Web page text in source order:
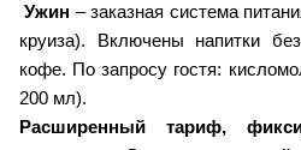
Ужин – заказная система
круиза). Включены напитки
кофе. По запросу гостя:
200 мл).
Расширенный тариф,